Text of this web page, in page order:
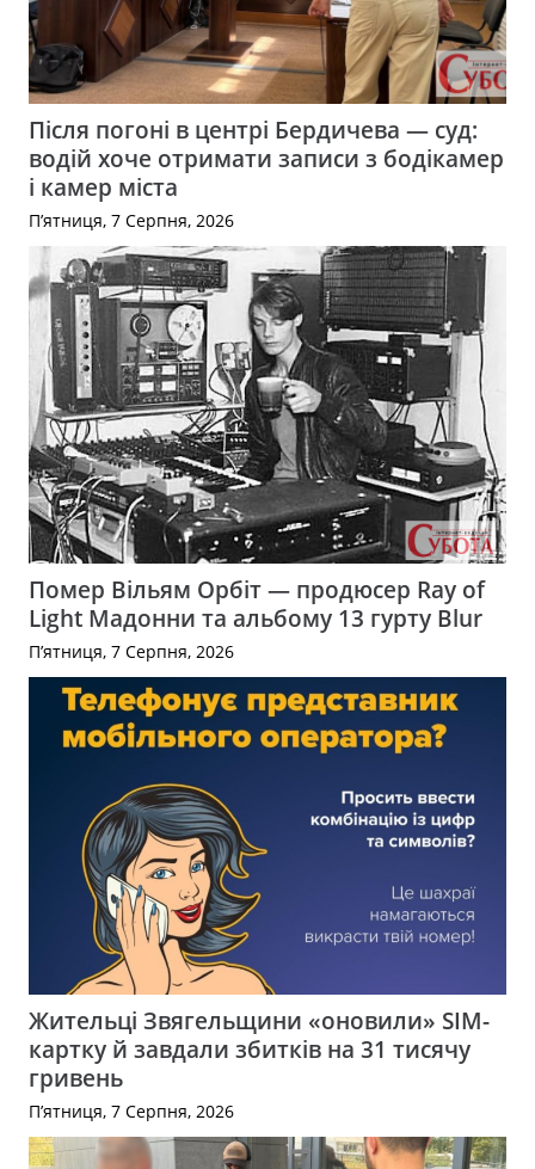
Після погоні в центрі Бердичева — суд:
водій хоче отримати записи з бодікамер
і камер міста
П’ятниця, 7 Серпня, 2026
Помер Вільям Орбіт — продюсер Ray of
Light Мадонни та альбому 13 гурту Blur
П’ятниця, 7 Серпня, 2026
Жительці Звягельщини «оновили» SIM-
картку й завдали збитків на 31 тисячу
гривень
П’ятниця, 7 Серпня, 2026